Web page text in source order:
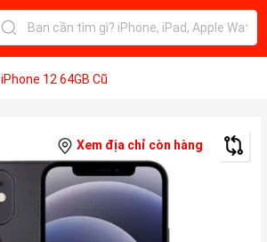
iPhone 12 64GB Cũ
Xem địa chỉ còn hàng